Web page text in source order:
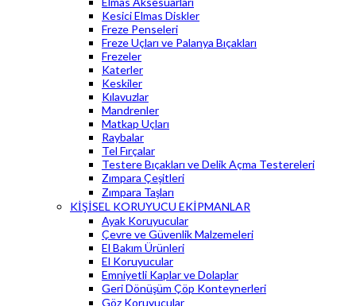
Kesici Elmas Diskler
Freze Penseleri
Freze Uçları ve Palanya Bıçakları
Frezeler
Katerler
Keskiler
Kılavuzlar
Mandrenler
Matkap Uçları
Raybalar
Tel Fırçalar
Testere Bıçakları ve Delik Açma Testereleri
Zımpara Çeşitleri
Zımpara Taşları
KİŞİSEL KORUYUCU EKİPMANLAR
Ayak Koruyucular
Çevre ve Güvenlik Malzemeleri
El Bakım Ürünleri
El Koruyucular
Emniyetli Kaplar ve Dolaplar
Geri Dönüşüm Çöp Konteynerleri
Göz Koruyucular